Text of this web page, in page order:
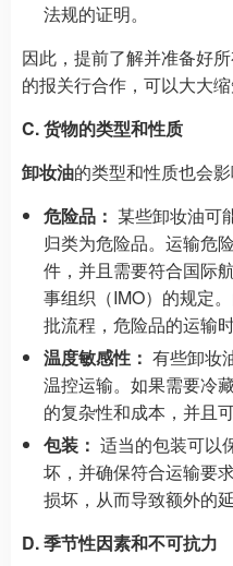
法规的证明。
因此，提前了解并准备好
的报关行合作，可以大大缩
C. 货物的类型和性质
卸妆油的类型和性质也会影
危险品： 某些卸妆油可
归类为危险品。运输危
件，并且需要符合国际
事组织（IMO）的规定
批流程，危险品的运输
温度敏感性： 有些卸妆
温控运输。如果需要冷
的复杂性和成本，并且
包装： 适当的包装可以
坏，并确保符合运输要
损坏，从而导致额外的延
D. 季节性因素和不可抗力